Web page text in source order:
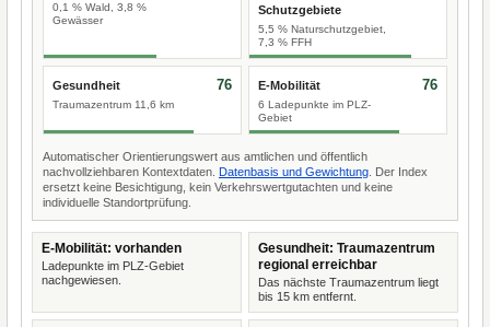
0,1 % Wald, 3,8 %
Gewässer
Schutzgebiete
5,5 % Naturschutzgebiet,
7,3 % FFH
Gesundheit
Traumazentrum 11,6 km
76 E-Mobilität
6 Ladepunkte im PLZ-
Gebiet
76
Automatischer Orientierungswert aus amtlichen und öffentlich
nachvollziehbaren Kontextdaten. Datenbasis und Gewichtung . Der Index
ersetzt keine Besichtigung, kein Verkehrswertgutachten und keine
individuelle Standortprüfung.
E-Mobilität: vorhanden
Ladepunkte im PLZ-Gebiet
nachgewiesen.
Gesundheit: Traumazentrum
regional erreichbar
Das nächste Traumazentrum liegt
bis 15 km entfernt.